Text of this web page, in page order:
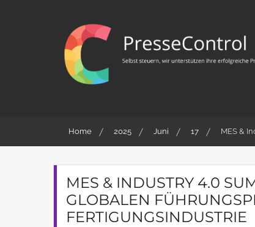
PresseControl
Pressearbeit
Home 2025 Juni 17 MES &
MES & INDUSTRY 4.0
GLOBALEN
FERTIGUNGSINDUSTRIE